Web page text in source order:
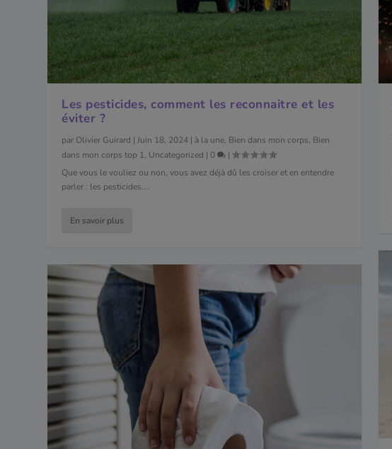
Les pesticides, comment les reconnaitre et les
éviter ?
par Olivier Guirard |Juin 18, 2024 | à la une, Bien dans mon corps, Bien
dans mon corps top 1, Uncategorized | 0
|
Que vous le vouliez ou non, vous avez déjà dû les croiser et en entendre
parler : les pesticides....
En savoir plus